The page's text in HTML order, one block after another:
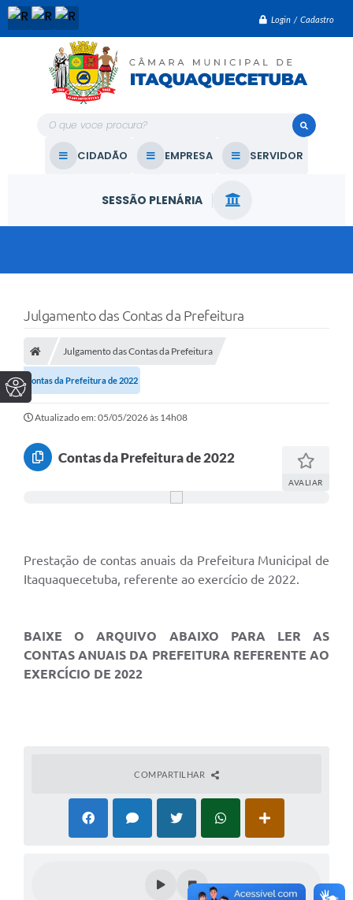
Login / Cadastro
O que voce procura?
CIDADÃO EMPRESA SERVIDOR
SESSÃO PLENÁRIA
Julgamento das Contas da Prefeitura
Julgamento das Contas da Prefeitura
Contas da Prefeitura de 2022
Atualizado em: 05/05/2026 às 14h08
Contas da Prefeitura de 2022
AVALIAR
Prestação de contas anuais da Prefeitura Municipal de
Itaquaquecetuba, referente ao exercício de 2022.
BAIXE O ARQUIVO ABAIXO PARA LER AS
CONTAS ANUAIS DA PREFEITURA REFERENTE AO
EXERCÍCIO DE 2022
COMPARTILHAR